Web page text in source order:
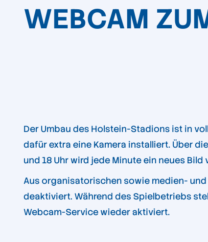
WEBCAM
Der Umbau des Holstein-Stadions ist in
dafür extra eine Kamera installiert. Über
und 18 Uhr wird jede Minute ein neues
Aus organisatorischen sowie medien-
deaktiviert. Während des Spielbetriebs
Webcam-Service wieder aktiviert.